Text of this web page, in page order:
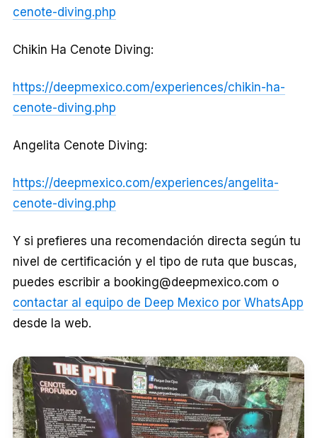
cenote-diving.php
Chikin Ha Cenote Diving:
https://deepmexico.com/experiences/chikin-ha-
cenote-diving.php
Angelita Cenote Diving:
https://deepmexico.com/experiences/angelita-
cenote-diving.php
Y si prefieres una recomendación directa según tu
nivel de certificación y el tipo de ruta que buscas,
puedes escribir a booking@deepmexico.com o
contactar al equipo de Deep Mexico por WhatsApp
desde la web.